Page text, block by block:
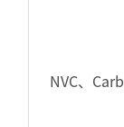
NVC、